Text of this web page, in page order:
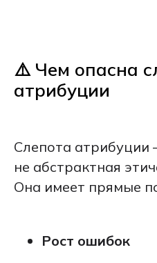
⚠️ Чем опасна
атрибуции
Слепота атрибуции
не абстрактная
Она имеет прямые
Рост ошибок